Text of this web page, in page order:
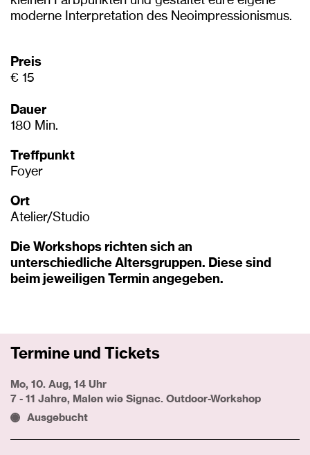
moderne Interpretation des Neoimpressionismus.
Preis
€ 15
Dauer
180 Min.
Treffpunkt
Foyer
Ort
Atelier/Studio
Die Workshops richten sich an
unterschiedliche Altersgruppen. Diese sind
beim jeweiligen Termin angegeben.
Termine und Tickets
Mo, 10. Aug, 14 Uhr
7 - 11 Jahre, Malen wie Signac. Outdoor-Workshop
Ausgebucht